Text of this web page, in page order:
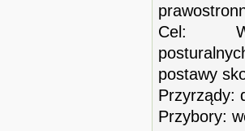
Cel:
postawy
Przyrządy:
Przybory: